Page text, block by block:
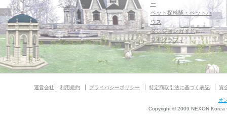
ー
ペット探検隊・ペットハ
ウス
ダンジョンガイド
マギグラフィ
運営会社 利用規約 プライバシーポリシー 特定商取引法に基づく表記 資
オ
Copyright © 2009 NEXON Korea